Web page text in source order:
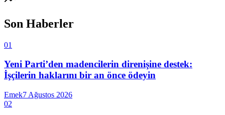
Son Haberler
01
Yeni Parti’den madencilerin direnişine destek:
İşçilerin haklarını bir an önce ödeyin
Emek7 Ağustos 2026
02